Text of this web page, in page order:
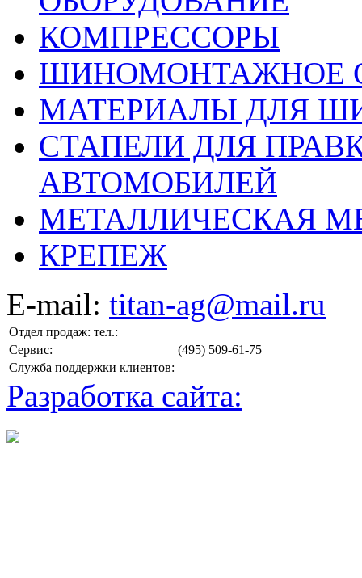
КОМПРЕССОРЫ
ШИНОМОНТАЖНОЕ
МАТЕРИАЛЫ ДЛЯ
СТАПЕЛИ ДЛЯ
АВТОМОБИЛЕЙ
МЕТАЛЛИЧЕСКАЯ
КРЕПЕЖ
E-mail: titan-ag@mail.ru
Отдел продаж: тел.:
(495) 509-61-75
Сервис:
Служба поддержки клиентов:
Разработка сайта: